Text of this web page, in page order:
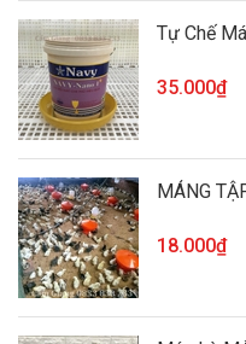
Tự Chế
35.000₫
MÁNG
18.000₫